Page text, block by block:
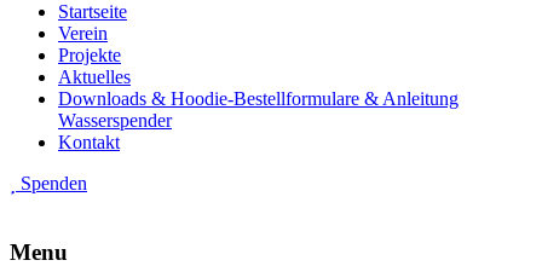
Startseite
Verein
Projekte
Aktuelles
Downloads & Hoodie-Bestellformulare & Anleitung
Wasserspender
Kontakt
Spenden
Menu